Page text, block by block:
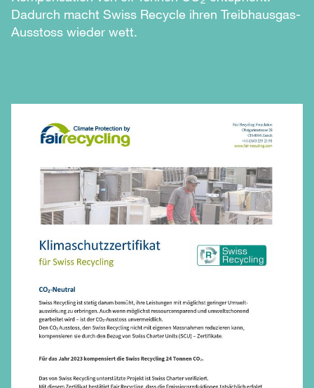
Dadurch macht Swiss Recycle ihren Treibhausgas-
Ausstoss wieder wett.